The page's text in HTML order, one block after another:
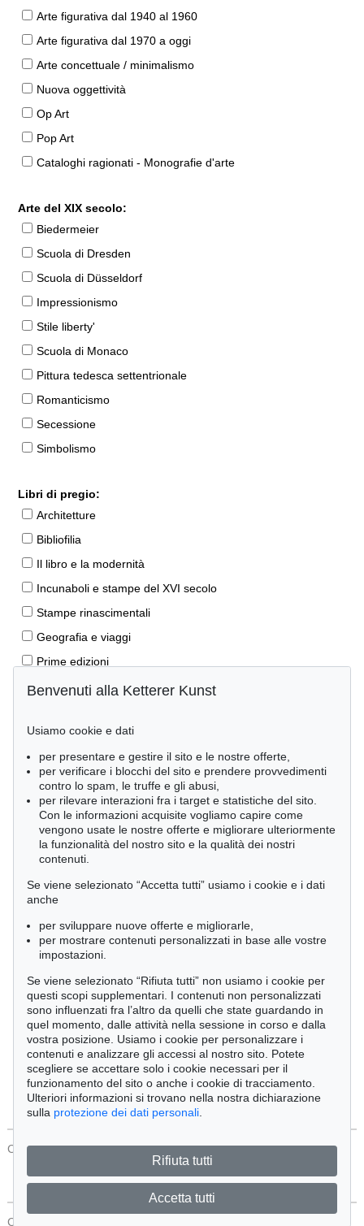
Arte figurativa dal 1940 al 1960
Arte figurativa dal 1970 a oggi
Arte concettuale / minimalismo
Nuova oggettività
Op Art
Pop Art
Cataloghi ragionati - Monografie d'arte
Arte del XIX secolo:
Biedermeier
Scuola di Dresden
Scuola di Düsseldorf
Impressionismo
Stile liberty'
Scuola di Monaco
Pittura tedesca settentrionale
Romanticismo
Secessione
Simbolismo
Libri di pregio:
Architetture
Bibliofilia
Il libro e la modernità
Incunaboli e stampe del XVI secolo
Stampe rinascimentali
Geografia e viaggi
Prime edizioni
Manoscritti antichi
Libri per bambini
Lifestyle
Pietre miliari delle scienze naturali
Letteratura classica
Economia e diritto
Meraviglie della natura
Cimelia
Ordine:
Tutti gli oggetti
Solo offerte attuali
Solo oggetti venduti
Cerca
CONTATTI Protezione Dei Dati
CONTATTI
Benvenuti alla Ketterer Kunst
Usiamo cookie e dati
per presentare e gestire il sito e le nostre offerte,
per verificare i blocchi del sito e prendere provvedimenti
contro lo spam, le truffe e gli abusi,
per rilevare interazioni fra i target e statistiche del sito.
Con le informazioni acquisite vogliamo capire come
vengono usate le nostre offerte e migliorare ulteriormente
la funzionalità del nostro sito e la qualità dei nostri
contenuti.
Se viene selezionato “Accetta tutti” usiamo i cookie e i dati
anche
per sviluppare nuove offerte e migliorarle,
per mostrare contenuti personalizzati in base alle vostre
impostazioni.
Se viene selezionato “Rifiuta tutti” non usiamo i cookie per
questi scopi supplementari. I contenuti non personalizzati
sono influenzati fra l’altro da quelli che state guardando in
quel momento, dalle attività nella sessione in corso e dalla
vostra posizione. Usiamo i cookie per personalizzare i
contenuti e analizzare gli accessi al nostro sito. Potete
scegliere se accettare solo i cookie necessari per il
funzionamento del sito o anche i cookie di tracciamento.
Ulteriori informazioni si trovano nella nostra dichiarazione
sulla protezione dei dati personali
Rifiuta tutti
Accetta tutti